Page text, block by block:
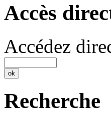
Accès
Accédez
Recherche